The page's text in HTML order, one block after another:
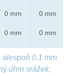
0 mm
0 mm
0 mm
0 mm
0,1 mm
úhrn srážek,